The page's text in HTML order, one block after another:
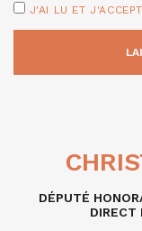
J'AI LU ET
DÉPUTÉ
DIRECT